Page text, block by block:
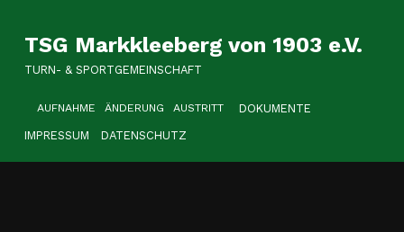
TSG Markkleeberg von 1903 e.V.
TURN- & SPORTGEMEINSCHAFT
AUFNAHME ÄNDERUNG AUSTRITT DOKUMENTE
IMPRESSUM DATENSCHUTZ